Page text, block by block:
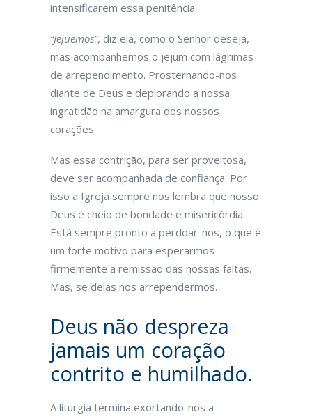
intensificarem essa penitência.
“Jejuemos”, diz ela, como o Senhor deseja,
mas acompanhemos o jejum com lágrimas
de arrependimento. Prosternando-nos
diante de Deus e deplorando a nossa
ingratidão na amargura dos nossos
corações.
Mas essa contrição, para ser proveitosa,
deve ser acompanhada de confiança. Por
isso a Igreja sempre nos lembra que nosso
Deus é cheio de bondade e misericórdia.
Está sempre pronto a perdoar-nos, o que é
um forte motivo para esperarmos
firmemente a remissão das nossas faltas.
Mas, se delas nos arrependermos.
Deus não despreza
jamais um coração
contrito e humilhado.
A liturgia termina exortando-nos a